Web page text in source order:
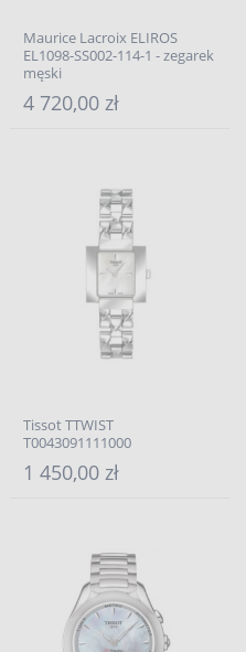
Maurice Lacroix ELIROS
EL1098-SS002-114-1 - zegarek
męski
4 720,00 zł
Tissot TTWIST
T0043091111000
1 450,00 zł